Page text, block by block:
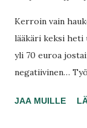
Kerroin vain
lääkäri keksi heti
yli 70 euroa
negatiivinen…
JAA MUILLE